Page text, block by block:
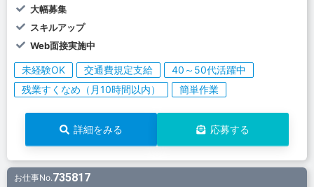
大幅募集
スキルアップ
Web面接実施中
未経験OK 交通費規定支給
40～50代活躍中
残業すくなめ（月10時間以内）
簡単作業
詳細をみる 応募する
お仕事No.735817